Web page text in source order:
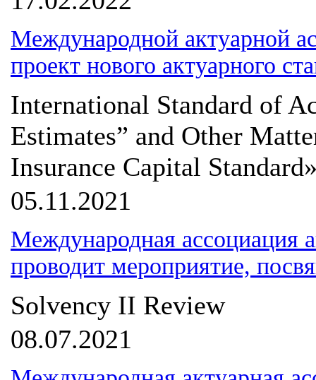
Международной актуарной
проект нового актуарного
International Standard of
Estimates” and Other
Insurance Capital
05.11.2021
Международная ассоциация
проводит мероприятие,
Solvency II Review
08.07.2021